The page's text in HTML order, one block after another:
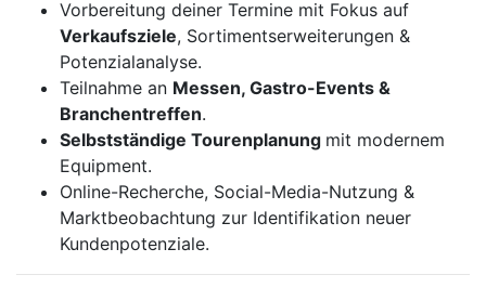
Vorbereitung deiner Termine mit Fokus auf
Verkaufsziele, Sortimentserweiterungen &
Potenzialanalyse.
Teilnahme an Messen, Gastro-Events &
Branchentreffen.
Selbstständige Tourenplanung mit modernem
Equipment.
Online-Recherche, Social-Media-Nutzung &
Marktbeobachtung zur Identifikation neuer
Kundenpotenziale.